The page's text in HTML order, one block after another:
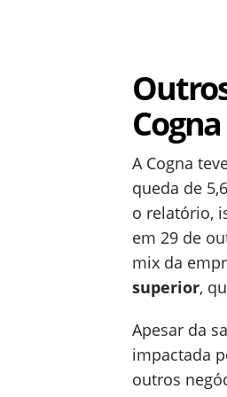
Cogna
A Cogna
queda de
o relatório,
em 29 de
mix da
superior,
Apesar da
impactada
outros